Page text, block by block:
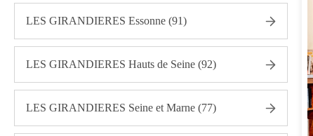
LES GIRANDIERES Essonne (91)
LES GIRANDIERES Hauts de Seine (92)
LES GIRANDIERES Seine et Marne (77)